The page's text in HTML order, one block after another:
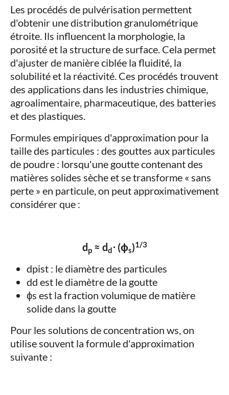
Les procédés de pulvérisation permettent
d'obtenir une distribution granulométrique
étroite. Ils influencent la morphologie, la
porosité et la structure de surface. Cela permet
d'ajuster de manière ciblée la fluidité, la
solubilité et la réactivité. Ces procédés trouvent
des applications dans les industries chimique,
agroalimentaire, pharmaceutique, des batteries
et des plastiques.
Formules empiriques d'approximation pour la
taille des particules : des gouttes aux particules
de poudre : lorsqu'une goutte contenant des
matières solides sèche et se transforme « sans
perte » en particule, on peut approximativement
considérer que :
dp≈ dd⋅ (ϕs)1/3
dpist : le diamètre des particules
dd est le diamètre de la goutte
ϕs est la fraction volumique de matière
solide dans la goutte
Pour les solutions de concentration ws, on
utilise souvent la formule d'approximation
suivante :